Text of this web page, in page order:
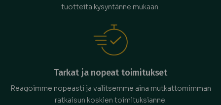
tuotteita kysyntänne mukaan.
Tarkat ja nopeat toimitukset
Reagoimme nopeasti ja valitsemme aina mutkattomimman
ratkaisun koskien toimituksianne.